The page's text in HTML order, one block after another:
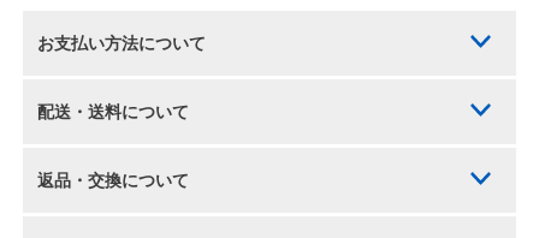
お支払い方法について
配送・送料について
返品・交換について